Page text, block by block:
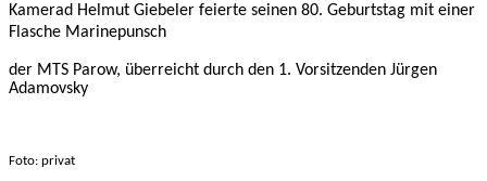
Kamerad Helmut Giebeler feierte seinen 80. Geburtstag mit einer
Flasche Marinepunsch
der MTS Parow, überreicht durch den 1. Vorsitzenden Jürgen
Adamovsky
Foto: privat